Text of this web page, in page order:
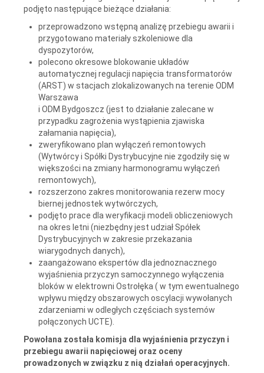
podjęto następujące bieżące działania:
przeprowadzono wstępną analizę przebiegu awarii i
przygotowano materiały szkoleniowe dla
dyspozytorów,
polecono okresowe blokowanie układów
automatycznej regulacji napięcia transformatorów
(ARST) w stacjach zlokalizowanych na terenie ODM
Warszawa
i ODM Bydgoszcz (jest to działanie zalecane w
przypadku zagrożenia wystąpienia zjawiska
załamania napięcia),
zweryfikowano plan wyłączeń remontowych
(Wytwórcy i Spółki Dystrybucyjne nie zgodziły się w
większości na zmiany harmonogramu wyłączeń
remontowych),
rozszerzono zakres monitorowania rezerw mocy
biernej jednostek wytwórczych,
podjęto prace dla weryfikacji modeli obliczeniowych
na okres letni (niezbędny jest udział Spółek
Dystrybucyjnych w zakresie przekazania
wiarygodnych danych),
zaangażowano ekspertów dla jednoznacznego
wyjaśnienia przyczyn samoczynnego wyłączenia
bloków w elektrowni Ostrołęka ( w tym ewentualnego
wpływu między obszarowych oscylacji wywołanych
zdarzeniami w odległych częściach systemów
połączonych UCTE).
Powołana została komisja dla wyjaśnienia przyczyn i
przebiegu awarii napięciowej oraz oceny
prowadzonych w związku z nią działań operacyjnych.